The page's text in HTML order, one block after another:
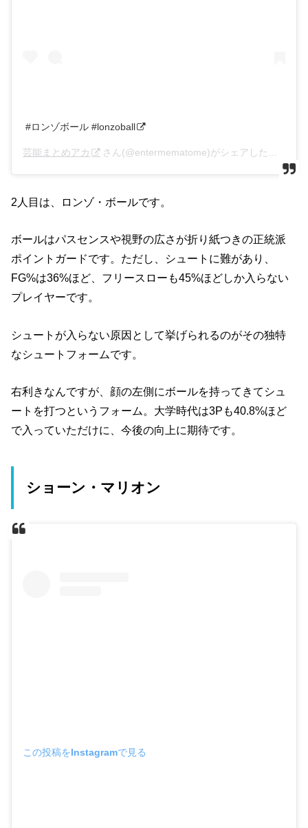
#ロンゾボール #lonzoball
芸能まとめアカ さん(@entermematome)がシェアした投稿 –
2人目は、ロンゾ・ボールです。
ボールはパスセンスや視野の広さが折り紙つきの正統派
ポイントガードです。ただし、シュートに難があり、
FG%は36%ほど、フリースローも45%ほどしか入らない
プレイヤーです。
シュートが入らない原因として挙げられるのがその独特
なシュートフォームです。
右利きなんですが、顔の左側にボールを持ってきてシュ
ートを打つというフォーム。大学時代は3Pも40.8%ほど
で入っていただけに、今後の向上に期待です。
ショーン・マリオン
この投稿をInstagramで見る